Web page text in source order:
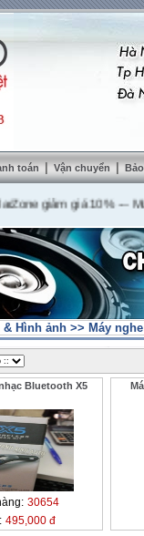
toán | Vận chuyển |
giảm giá 10%---Mua
& Hình ảnh >> Máy
Bluetooth X5
30654
495,000 đ